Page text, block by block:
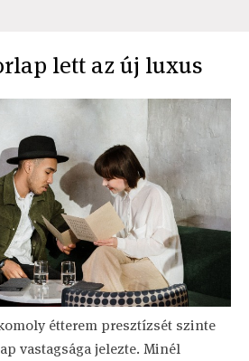
lett az új luxus
étterem presztízsét szinte
vastagsága jelezte. Minél